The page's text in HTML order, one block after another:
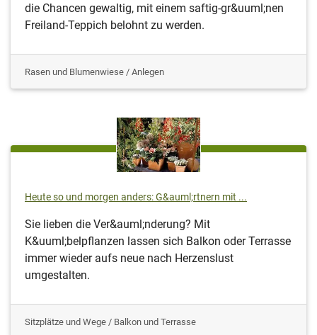
die Chancen gewaltig, mit einem saftig-gr&uuml;nen
Freiland-Teppich belohnt zu werden.
Rasen und Blumenwiese / Anlegen
Heute so und morgen anders: G&auml;rtnern mit ...
Sie lieben die Ver&auml;nderung? Mit
K&uuml;belpflanzen lassen sich Balkon oder Terrasse
immer wieder aufs neue nach Herzenslust
umgestalten.
Sitzplätze und Wege / Balkon und Terrasse